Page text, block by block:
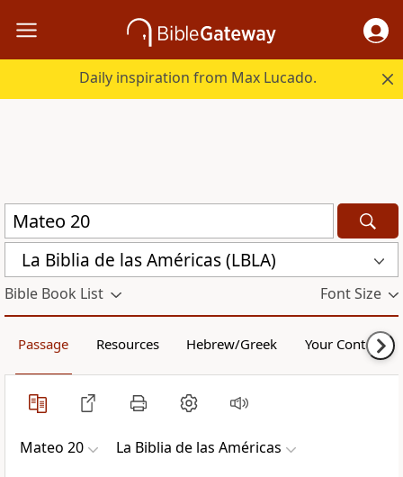
Daily inspiration from Max Lucado.
La Biblia de las Américas (LBLA)
Bible Book List Font Size
Passage Resources Hebrew/Greek Your Content
Mateo 20 La Biblia de las Américas